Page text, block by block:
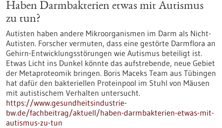
Haben Darmbakterien etwas mit Autismus
zu tun?
Autisten haben andere Mikroorganismen im Darm als Nicht-
Autisten. Forscher vermuten, dass eine gestörte Darmflora an
Gehirn-Entwicklungsstörungen wie Autismus beteiligt ist.
Etwas Licht ins Dunkel könnte das aufstrebende, neue Gebiet
der Metaproteomik bringen. Boris Maceks Team aus Tübingen
hat dafür den bakteriellen Proteinpool im Stuhl von Mäusen
mit autistischem Verhalten untersucht.
https://www.gesundheitsindustrie-
bw.de/fachbeitrag/aktuell/haben-darmbakterien-etwas-mit-
autismus-zu-tun